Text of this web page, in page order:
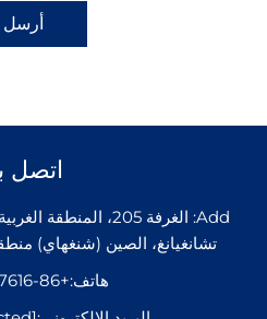
أرسل
اتصل
تشانغيانغ، الصين (شنغهاي)
هاتف:+86-15937257616